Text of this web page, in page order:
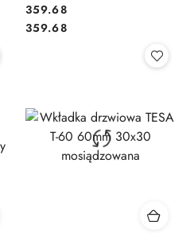
Cena:
359.68
Cena:
359.68